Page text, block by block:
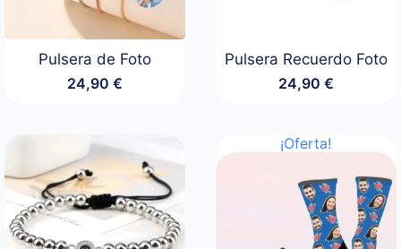
Pulsera de Foto
24,90€
Pulsera Recuerdo Foto
24,90 €
¡Oferta!